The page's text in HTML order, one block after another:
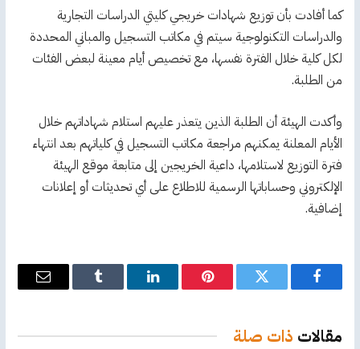
كما أفادت بأن توزيع شهادات خريجي كليتي الدراسات التجارية
والدراسات التكنولوجية سيتم في مكاتب التسجيل والمباني المحددة
لكل كلية خلال الفترة نفسها، مع تخصيص أيام معينة لبعض الفئات
من الطلبة.
وأكدت الهيئة أن الطلبة الذين يتعذر عليهم استلام شهاداتهم خلال
الأيام المعلنة يمكنهم مراجعة مكاتب التسجيل في كلياتهم بعد انتهاء
فترة التوزيع لاستلامها، داعية الخريجين إلى متابعة موقع الهيئة
الإلكتروني وحساباتها الرسمية للاطلاع على أي تحديثات أو إعلانات
إضافية.
فيسبوك تويتر بينتيريستلينكدإن Tumblr
البريد
مقالات ذات صلة